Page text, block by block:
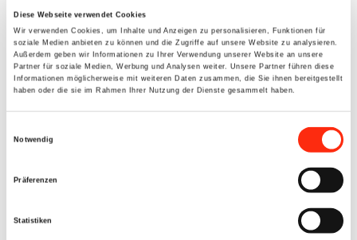
Diese Webseite verwendet Cookies
Wir verwenden Cookies, um Inhalte und Anzeigen zu personalisieren, Funktionen für
soziale Medien anbieten zu können und die Zugriffe auf unsere Website zu analysieren.
Außerdem geben wir Informationen zu Ihrer Verwendung unserer Website an unsere
Partner für soziale Medien, Werbung und Analysen weiter. Unsere Partner führen diese
Informationen möglicherweise mit weiteren Daten zusammen, die Sie ihnen bereitgestellt
haben oder die sie im Rahmen Ihrer Nutzung der Dienste gesammelt haben.
Notwendig
Präferenzen
Statistiken